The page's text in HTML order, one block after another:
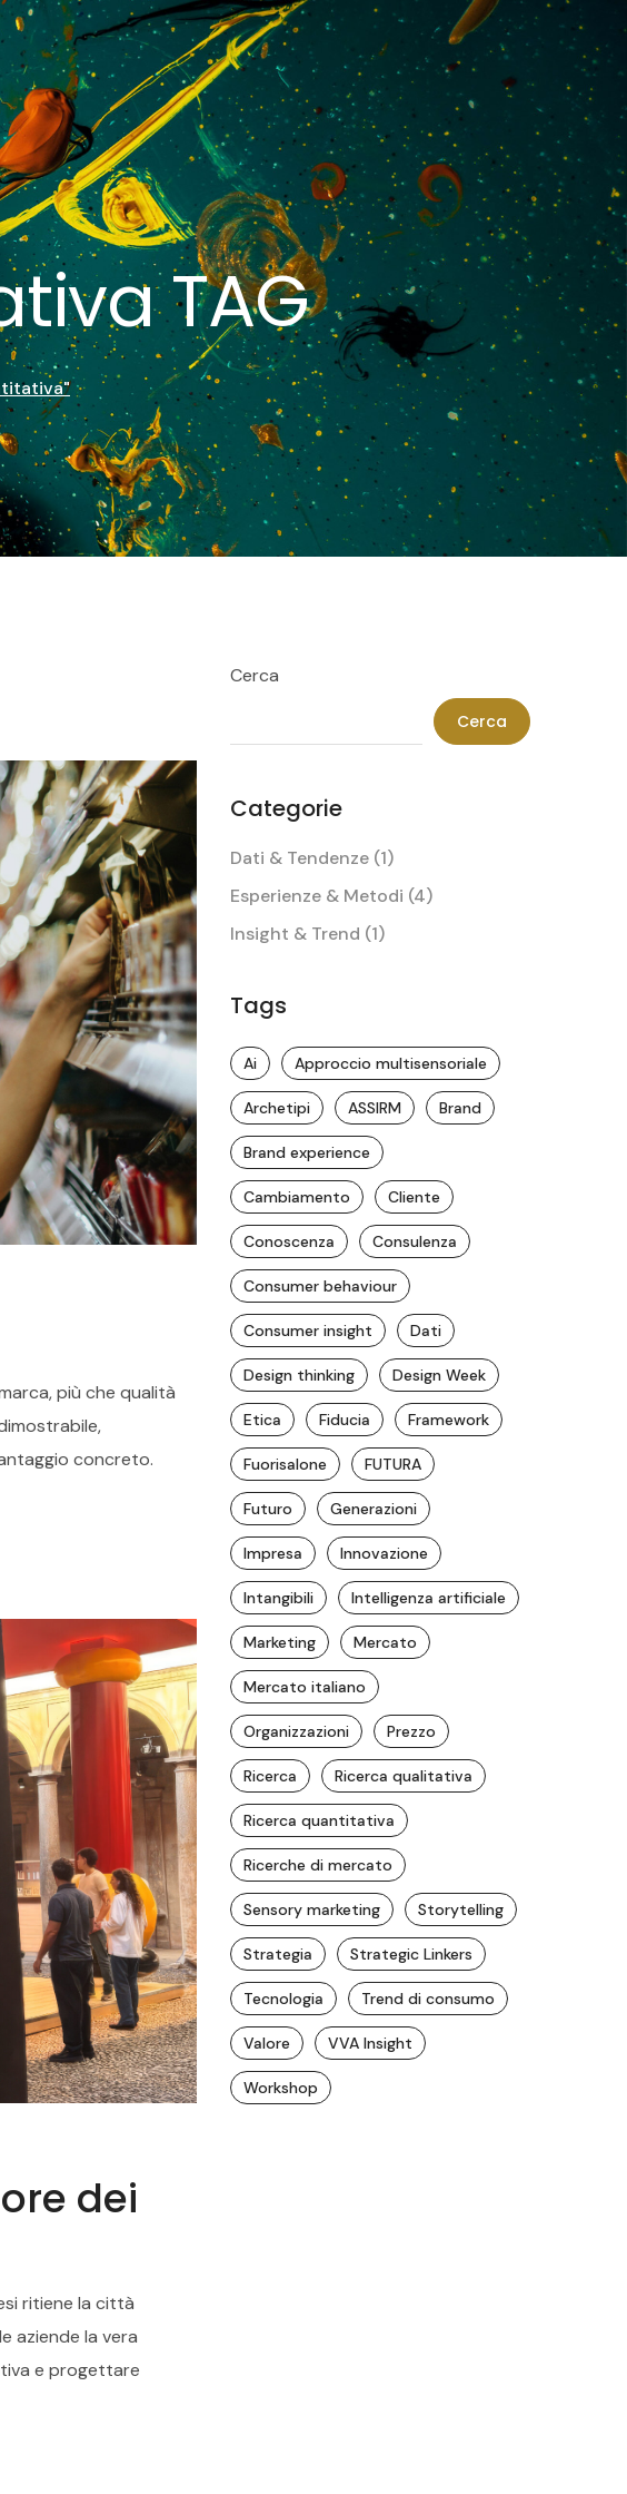
TAG
più che qualità
concreto.
dei
ritiene la città
aziende la vera
e progettare
Cerca
Cerca
Categorie
Dati & Tendenze (1)
Esperienze & Metodi (4)
Insight & Trend (1)
Tags
Ai Approccio multisensoriale
Archetipi ASSIRM Brand
Brand experience
Cambiamento Cliente
Conoscenza Consulenza
Consumer behaviour
Consumer insight Dati
Design thinking Design Week
Etica Fiducia Framework
Fuorisalone FUTURA
Futuro Generazioni
Impresa Innovazione
Intangibili Intelligenza artificiale
Marketing Mercato
Mercato italiano
Organizzazioni Prezzo
Ricerca Ricerca qualitativa
Ricerca quantitativa
Ricerche di mercato
Sensory marketing Storytelling
Strategia Strategic Linkers
Tecnologia Trend di consumo
Valore VVA Insight
Workshop